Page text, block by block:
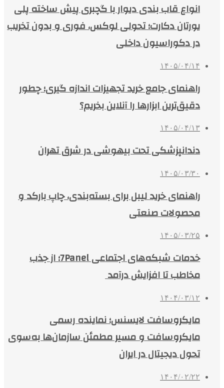
انواع قاب بندی دیوار با گچبری پیش ساخته پلی
یورتان دکارت؛ تحولی لوکس، فوری و بدون تخریب
در دکوراسیون داخلی
۱۴۰۵/۰۴/۱۴
راهنمای جامع خرید تجهیزات اندازه گیری؛ چطور
دقیق‌ترین ابزارها را آنلاین بخریم؟
۱۴۰۵/۰۴/۱۳
دندانپزشکی تحت بیهوشی در شرق تهران
۱۴۰۵/۰۳/۳۰
راهنمای خرید لیبل برای بسته‌بندی، چاپ بارکد و
محصولات صنعتی
۱۴۰۵/۰۳/۲۵
خدمات شبکه‌های اجتماعی 7Panel؛ از جذب
مخاطب تا افزایش درآمد
۱۴۰۴/۰۳/۱۲
مایکروسافت لایسنس؛ نماینده رسمی
مایکروسافت و مسیر مطمئن سازمان‌ها به‌سوی
تحول دیجیتال در ایران
۱۴۰۴/۰۲/۲۲